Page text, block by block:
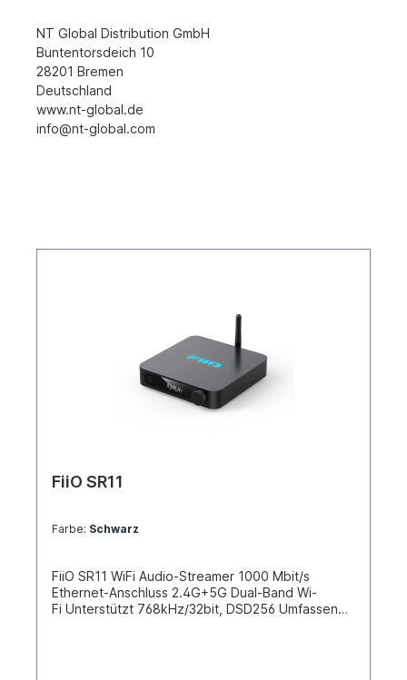
NT Global Distribution GmbH
Buntentorsdeich 10
28201 Bremen
Deutschland
www.nt-global.de
info@nt-global.com
FiiO SR11
Farbe: Schwarz
FiiO SR11 WiFi Audio-Streamer 1000 Mbit/s
Ethernet-Anschluss 2.4G+5G Dual-Band Wi-
Fi Unterstützt 768kHz/32bit, DSD256 Umfassende